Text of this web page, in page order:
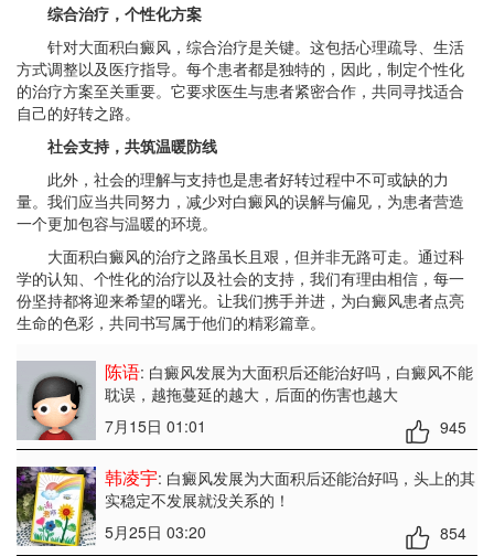
综合治疗，个性化方案
针对大面积白癜风，综合治疗是关键。这包括心理疏导、生活
方式调整以及医疗指导。每个患者都是独特的，因此，制定个性化
的治疗方案至关重要。它要求医生与患者紧密合作，共同寻找适合
自己的好转之路。
社会支持，共筑温暖防线
此外，社会的理解与支持也是患者好转过程中不可或缺的力
量。我们应当共同努力，减少对白癜风的误解与偏见，为患者营造
一个更加包容与温暖的环境。
大面积白癜风的治疗之路虽长且艰，但并非无路可走。通过科
学的认知、个性化的治疗以及社会的支持，我们有理由相信，每一
份坚持都将迎来希望的曙光。让我们携手并进，为白癜风患者点亮
生命的色彩，共同书写属于他们的精彩篇章。
陈语: 白癜风发展为大面积后还能治好吗，白癜风不能
耽误，越拖蔓延的越大，后面的伤害也越大
7月15日 01:01
945
韩凌宇: 白癜风发展为大面积后还能治好吗，头上的其
实稳定不发展就没关系的！
5月25日 03:20
854